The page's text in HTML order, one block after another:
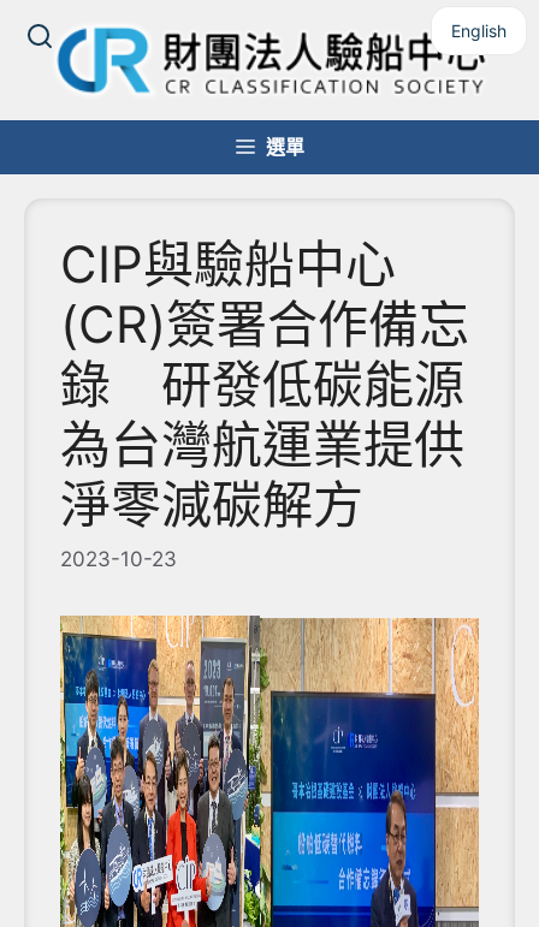
容
English
選單
CIP與驗船中心
(CR)簽署合作備忘
錄 研發低碳能源
為台灣航運業提供
淨零減碳解方
2023-10-23